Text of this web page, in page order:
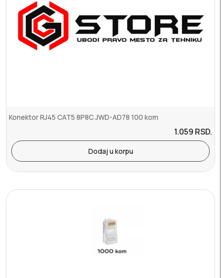
Konektor RJ45 CAT5 8P8C JWD-AD78 100 kom
1.059 RSD.
Dodaj u korpu